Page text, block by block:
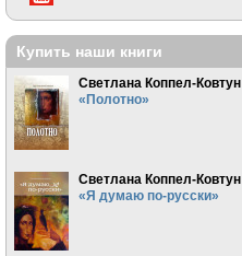
Купить наши книги
Светлана Коппел-Ковтун
«Полотно»
Светлана Коппел-Ковтун
«Я думаю по-русски»